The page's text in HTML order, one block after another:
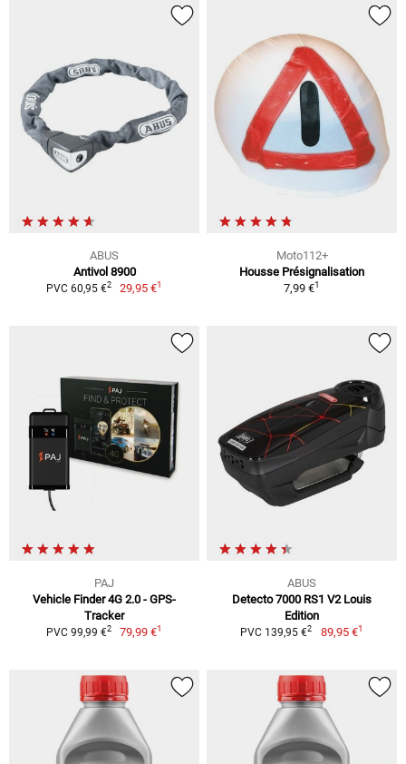
ABUS
Antivol 8900
PVC 60,95 €2 29,95 €1
Moto112+
Housse Présignalisation
7,99 €1
PAJ
Vehicle Finder 4G 2.0 - GPS-
Tracker
PVC 99,99 €2 79,99 €1
ABUS
Detecto 7000 RS1 V2 Louis
Edition
PVC 139,95 €2 89,95 €1